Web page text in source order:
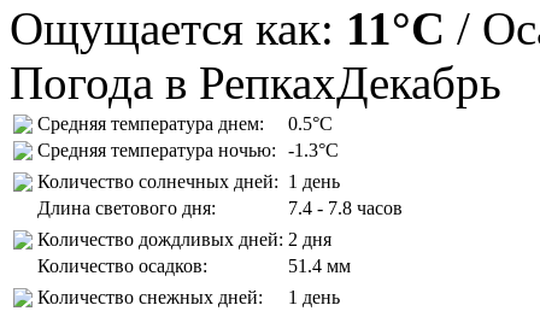
Ощущается как: 11°C /
Погода в РепкахДекабрь
Средняя температура днем:
0.5°C
Средняя температура ночью:
-1.3°C
Количество солнечных дней: 1 день
Длина светового дня:
7.4 - 7.8 часов
Количество дождливых дней: 2 дня
Количество осадков:
51.4 мм
Количество снежных дней:
1 день